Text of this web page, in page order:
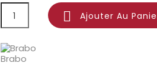
 Ajouter Au
Brabo